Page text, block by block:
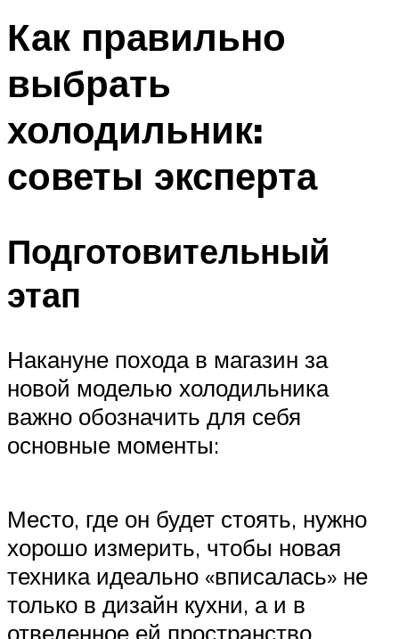
Меню
Как правильно
выбрать
холодильник:
советы эксперта
Подготовительный
этап
Накануне похода в магазин за
новой моделью холодильника
важно обозначить для себя
основные моменты:
Место, где он будет стоять, нужно
хорошо измерить, чтобы новая
техника идеально «вписалась» не
только в дизайн кухни, а и в
отведенное ей пространство.